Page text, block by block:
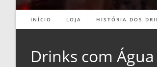
INÍCIO LOJA HISTÓRIA DOS
Drinks com